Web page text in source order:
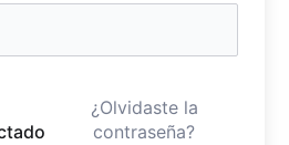
¿Olvidaste la
contraseña?